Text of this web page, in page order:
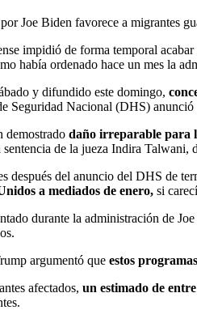
Joe Biden favorece a migrantes
impidió de forma temporal acabar
había ordenado hace un mes la
y difundido este domingo,
Seguridad Nacional (DHS)
demostrado daño irreparable para
de la jueza Indira Talwani,
después del anuncio del DHS de
a mediados de enero, si
durante la administración de
argumentó que estos
afectados, un estimado de